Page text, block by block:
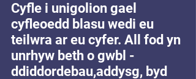
Cyfle i unigolion gael
cyfleoedd blasu wedi eu
teilwra ar eu cyfer. All fod yn
unrhyw beth o gwbl -
ddiddordebau,addysg, byd